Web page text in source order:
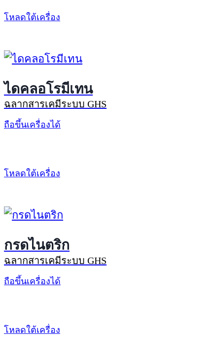
โหลดใต้เครื่อง
ไดคลอโรมีเทน
ฉลากสารเคมีระบบ GHS
ถือขึ้นเครื่องได้
โหลดใต้เครื่อง
กรดไนตริก
ฉลากสารเคมีระบบ GHS
ถือขึ้นเครื่องได้
โหลดใต้เครื่อง